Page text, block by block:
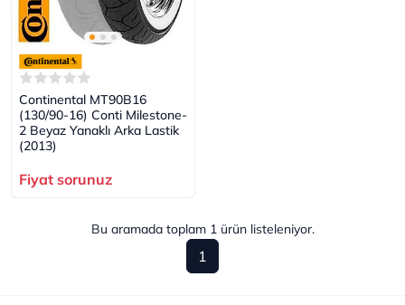
Continental MT90B16
(130/90-16) Conti Milestone-
2 Beyaz Yanaklı Arka Lastik
(2013)
Fiyat sorunuz
Bu aramada toplam 1ürün listeleniyor.
1